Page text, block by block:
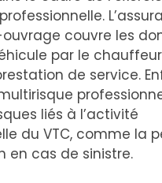
couvre les
par le chauffeur
de service.
liés à l’activité
du VTC, comme la
en cas de sinistre.